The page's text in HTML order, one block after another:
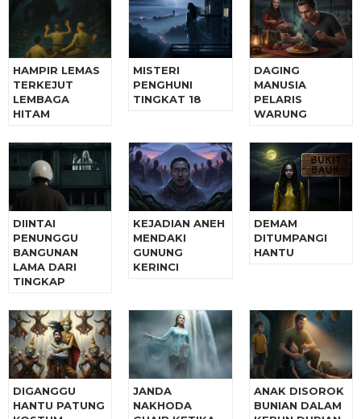
HAMPIR LEMAS
TERKEJUT
LEMBAGA
HITAM
MISTERI
PENGHUNI
TINGKAT 18
DAGING
MANUSIA
PELARIS
WARUNG
DIINTAI
PENUNGGU
BANGUNAN
LAMA DARI
TINGKAP
KEJADIAN ANEH
MENDAKI
GUNUNG
KERINCI
DEMAM
DITUMPANGI
HANTU
DIGANGGU
HANTU PATUNG
JANDA
NAKHODA
ANAK DISOROK
BUNIAN DALAM